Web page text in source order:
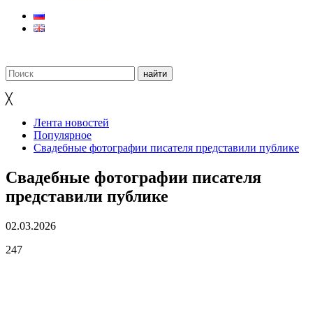
╳
Лента новостей
Популярное
Свадебные фотографии писателя представили публике
Свадебные фотографии писателя
представили публике
02.03.2026
247